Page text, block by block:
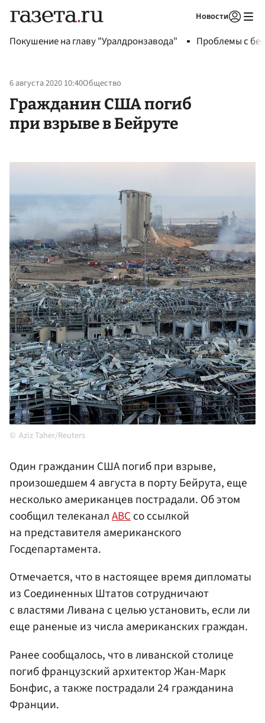
Новости
Покушение на главу "Уралдронзавода" Проблемы с
6 августа 2020 10:40Общество
Гражданин США погиб
при взрыве в Бейруте
Aziz Taher/Reuters
Один гражданин США погиб при взрыве,
произошедшем 4 августа в порту Бейрута, еще
несколько американцев пострадали. Об этом
сообщил телеканалABCсо ссылкой
на представителя американского
Госдепартамента.
Отмечается, что в настоящее время дипломаты
из Соединенных Штатов сотрудничают
с властями Ливана с целью установить, если ли
еще раненые из числа американских граждан.
Ранее сообщалось, что в ливанской столице
погиб французский архитектор Жан-Марк
Бонфис, а также пострадали 24 гражданина
Франции.